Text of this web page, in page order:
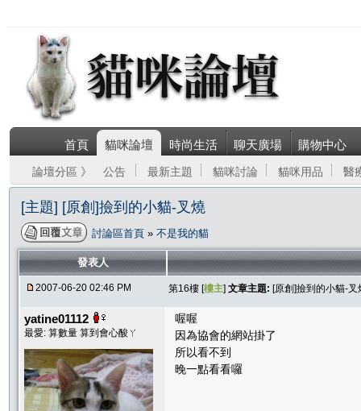
首頁 貓咪論壇 時尚生活 聊天廣場 購物中心
論壇分區 》 公告 最新主題 貓咪討論 貓咪用品 醫
[主題] [原創]撿到的小貓-叉燒
討論區首頁 » 不是我的貓
發表人
2007-06-20 02:46 PM 第16樓 [樓主] 文章主題: [原創]撿到的小貓-叉
yatine01112
最愛: 算數量 算到會心酸ㄚ
喔喔
因為協會的網站掛了
所以看不到
晚一點看看囉